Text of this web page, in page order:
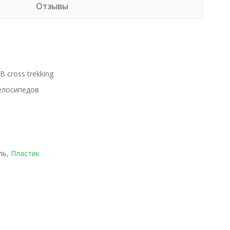
Отзывы
cross trekking
Пластик